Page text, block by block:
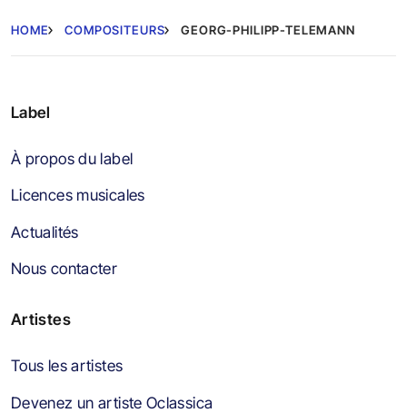
HOME COMPOSITEURS GEORG-PHILIPP-TELEMANN
Label
À propos du label
Licences musicales
Actualités
Nous contacter
Artistes
Tous les artistes
Devenez un artiste Oclassica